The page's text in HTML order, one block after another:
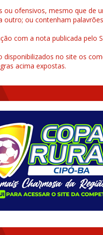
ou ofensivos, mesmo que de
outro; ou contenham
com a nota publicada pelo
disponibilizados no site os
acima expostas.